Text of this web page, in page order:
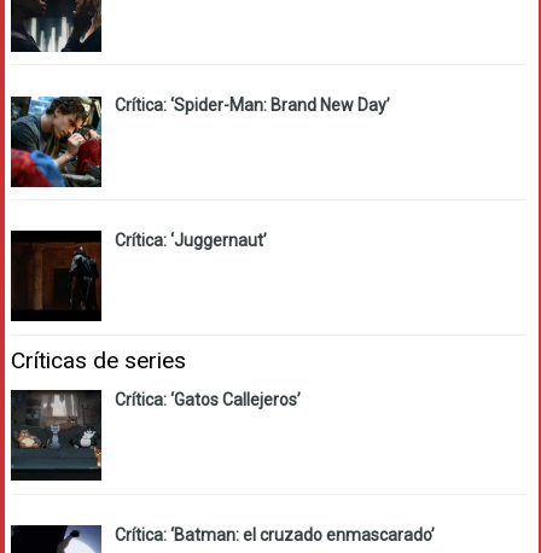
Crítica: ‘Spider-Man: Brand New Day’
Crítica: ‘Juggernaut’
Críticas de series
Crítica: ‘Gatos Callejeros’
Crítica: ‘Batman: el cruzado enmascarado’